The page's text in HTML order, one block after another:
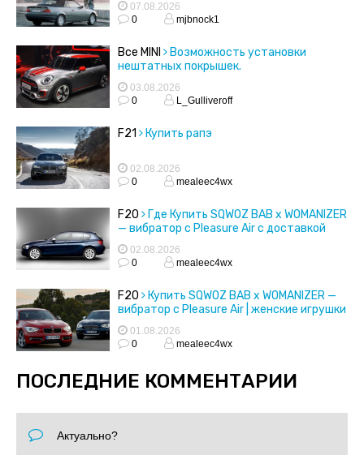
07.08.2026
0
mjbnock1
Все MINI
Возможность установки
нештатных покрышек.
03.08.2026
0
L_Gulliveroff
F21 Купить рапэ
02.08.2026
0
mealeec4wx
F20
Где Купить SQWOZ BAB x WOMANIZER
— вибратор с Pleasure Air с доставкой
02.08.2026
0
mealeec4wx
F20
Купить SQWOZ BAB x WOMANIZER —
вибратор с Pleasure Air | женские игрушки
01.08.2026
0
mealeec4wx
ПОСЛЕДНИЕ КОММЕНТАРИИ
Актуально?